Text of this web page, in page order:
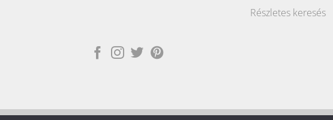
Részletes keresés